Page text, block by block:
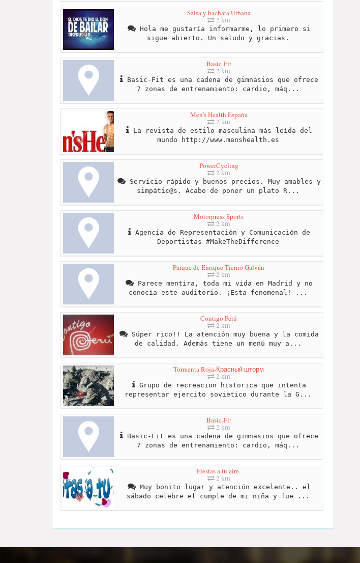
Salsa y bachata Urbana
2 km
Hola me gustaría informarme, lo primero si
sigue abierto. Un saludo y gracias.
Basic-Fit
2 km
Basic-Fit es una cadena de gimnasios que ofrece
7 zonas de entrenamiento: cardio, máq...
Men's Health España
2 km
La revista de estilo masculina más leída del
mundo http://www.menshealth.es
PowerCycling
2 km
Servicio rápido y buenos precios. Muy amables y
simpátic@s. Acabo de poner un plato R...
Motorpress Sports
2 km
Agencia de Representación y Comunicación de
Deportistas #MakeTheDifference
Parque de Enrique Tierno Galván
2 km
Parece mentira, toda mi vida en Madrid y no
conocía este auditorio. ¡Esta fenomenal! ...
Contigo Perú
2 km
Súper rico!! La atención muy buena y la comida
de calidad. Además tiene un menú muy a...
Tormenta Roja-Красный шторм
2 km
Grupo de recreacion historica que intenta
representar ejercito sovietico durante la G...
Basic-Fit
2 km
Basic-Fit es una cadena de gimnasios que ofrece
7 zonas de entrenamiento: cardio, máq...
Fiestas a tu aire.
2 km
Muy bonito lugar y atención excelente.. el
sábado celebre el cumple de mi niña y fue ...